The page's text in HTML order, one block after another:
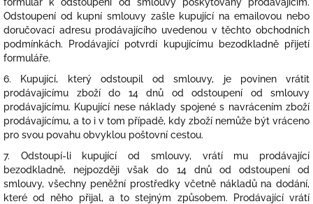
Odstoupení od kupní smlouvy zašle kupující na emailovou nebo
doručovací adresu prodávajícího uvedenou v těchto obchodních
podmínkách. Prodávající potvrdí kupujícímu bezodkladně přijetí
formuláře.
6. Kupující, který odstoupil od smlouvy, je povinen vrátit
prodávajícímu zboží do 14 dnů od odstoupení od smlouvy
prodávajícímu. Kupující nese náklady spojené s navrácením zboží
prodávajícímu, a to i v tom případě, kdy zboží nemůže být vráceno
pro svou povahu obvyklou poštovní cestou.
7. Odstoupí-li kupující od smlouvy, vrátí mu prodávající
bezodkladně, nejpozději však do 14 dnů od odstoupení od
smlouvy, všechny peněžní prostředky včetně nákladů na dodání,
které od něho přijal, a to stejným způsobem. Prodávající vrátí